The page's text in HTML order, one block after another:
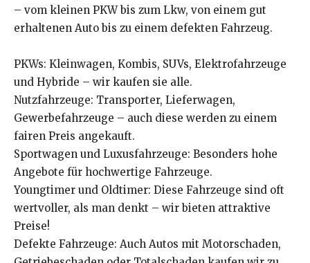
– vom kleinen PKW bis zum Lkw, von einem gut
erhaltenen Auto bis zu einem defekten Fahrzeug.
PKWs: Kleinwagen, Kombis, SUVs, Elektrofahrzeuge
und Hybride – wir kaufen sie alle.
Nutzfahrzeuge: Transporter, Lieferwagen,
Gewerbefahrzeuge – auch diese werden zu einem
fairen Preis angekauft.
Sportwagen und Luxusfahrzeuge: Besonders hohe
Angebote für hochwertige Fahrzeuge.
Youngtimer und Oldtimer: Diese Fahrzeuge sind oft
wertvoller, als man denkt – wir bieten attraktive
Preise!
Defekte Fahrzeuge: Auch Autos mit Motorschaden,